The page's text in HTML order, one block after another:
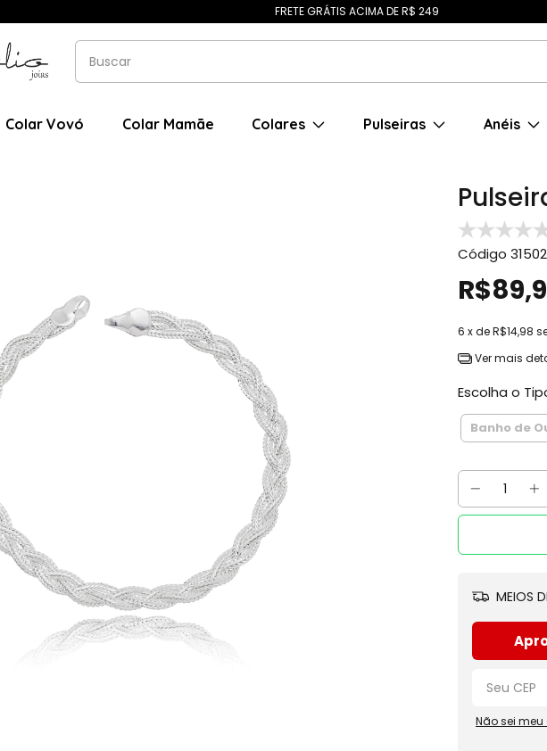
FRETE GRÁTIS ACIMA DE R$ 249
Colar Vovó Colar Mamãe Colares Pulseiras Anéis
Código
6 x deR$14,98
Ver mais
Escolha o
Banho de
MEIOS
Não sei meu